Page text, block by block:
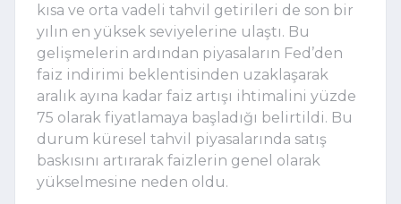
kısa ve orta vadeli tahvil getirileri de son bir
yılın en yüksek seviyelerine ulaştı. Bu
gelişmelerin ardından piyasaların Fed’den
faiz indirimi beklentisinden uzaklaşarak
aralık ayına kadar faiz artışı ihtimalini yüzde
75 olarak fiyatlamaya başladığı belirtildi. Bu
durum küresel tahvil piyasalarında satış
baskısını artırarak faizlerin genel olarak
yükselmesine neden oldu.